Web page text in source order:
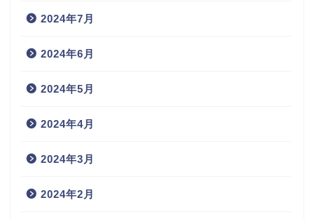
2024年7月
2024年6月
2024年5月
2024年4月
2024年3月
2024年2月